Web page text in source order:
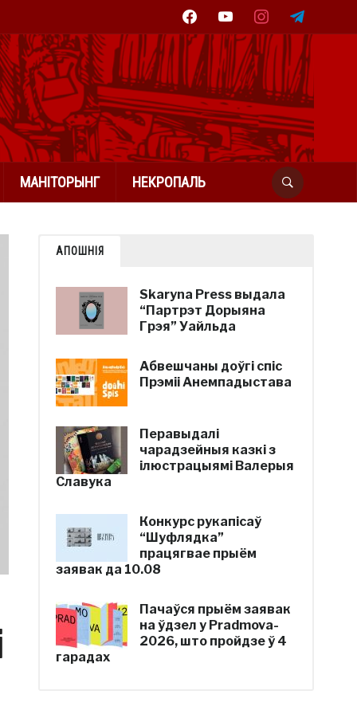
facebookyoutube instagramtelegram
МАНІТОРЫНГ НЕКРОПАЛЬ
АПОШНІЯ
Skaryna Press выдала
“Партрэт Дорыяна
Грэя” Уайльда
Абвешчаны доўгі спіс
Прэміі Анемпадыстава
Перавыдалі
чарадзейныя казкі з
ілюстрацыямі Валерыя
Славука
Конкурс рукапісаў
“Шуфлядка”
працягвае прыём
заявак да 10.08
Пачаўся прыём заявак
на ўдзел у Pradmova-
2026, што пройдзе ў 4
гарадах